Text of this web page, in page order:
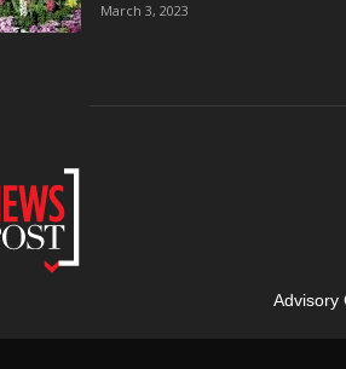
March 3, 2023
Advisory